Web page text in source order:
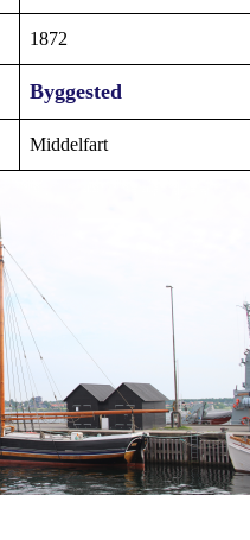
1872
Byggested
Middelfart